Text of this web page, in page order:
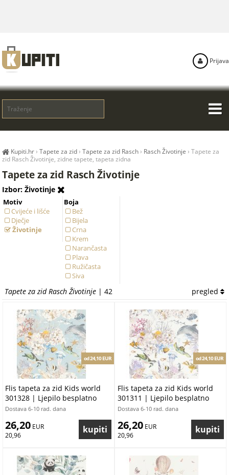
Kupiti.hr›Tapete za zid ›Tapete za zid Rasch › Rasch Životinje ›Tapete za
zid Rasch Životinje, zidne tapete, tapeta zidna
Tapete za zid Rasch Životinje
Izbor: Životinje
Motiv
Cvijeće i lišće
Dječje
Životinje
Boja
Bež
Bijela
Crna
Krem
Narančasta
Plava
Ružičasta
Siva
Višebojna
Tapete za zid Rasch Životinje | 42 pregled
Flis tapeta za zid Kids world
301328 | Ljepilo besplatno
od 24,10 EUR
Dostava 6-10 rad. dana
26,20 EUR
20,96
Flis tapeta za zid Kids world
301311 | Ljepilo besplatno
od 24,10 EUR
Dostava 6-10 rad. dana
26,20 EUR
20,96
Prijava